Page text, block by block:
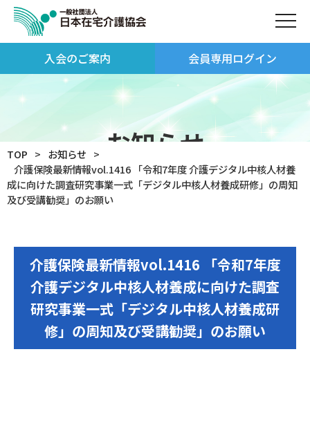
入会のご案内 会員専用ログイン
お知らせ
TOP
お知らせ
介護保険最新情報vol.1416 「令和7年度 介護デジタル中核人材養
成に向けた調査研究事業一式「デジタル中核人材養成研修」の周知
及び受講勧奨」のお願い
介護保険最新情報vol.1416 「令和7年度
介護デジタル中核人材養成に向けた調査
研究事業一式「デジタル中核人材養成研
修」の周知及び受講勧奨」のお願い